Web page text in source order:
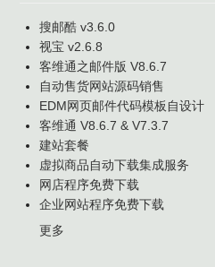
搜邮酷 v3.6.0
视宝 v2.6.8
客维通之邮件版 V8.6.7
自动售货网站源码销售
EDM网页邮件代码模板自设计
客维通 V8.6.7 & V7.3.7
建站套餐
虚拟商品自动下载集成服务
网店程序免费下载
企业网站程序免费下载
更多